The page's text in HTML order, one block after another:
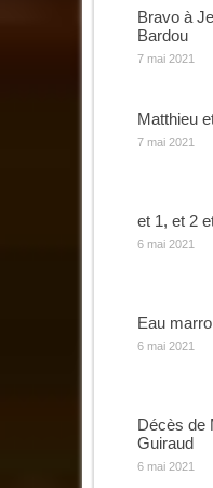
Bravo à
Bardou
7 mai 2021
Matthieu
7 mai 2021
et 1, et 2
6 mai 2021
Eau
6 mai 2021
Décès de
Guiraud
6 mai 2021